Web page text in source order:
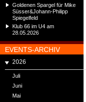
Goldenen Spargel für Mike
Süsser&Johann-Philipp
Spiegelfeld
Klub 66 im U4 am
28.05.2026
EVENTS-ARCHIV
2026
Juli
Juni
Mai